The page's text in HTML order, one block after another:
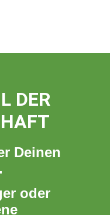
DER
Deinen
oder